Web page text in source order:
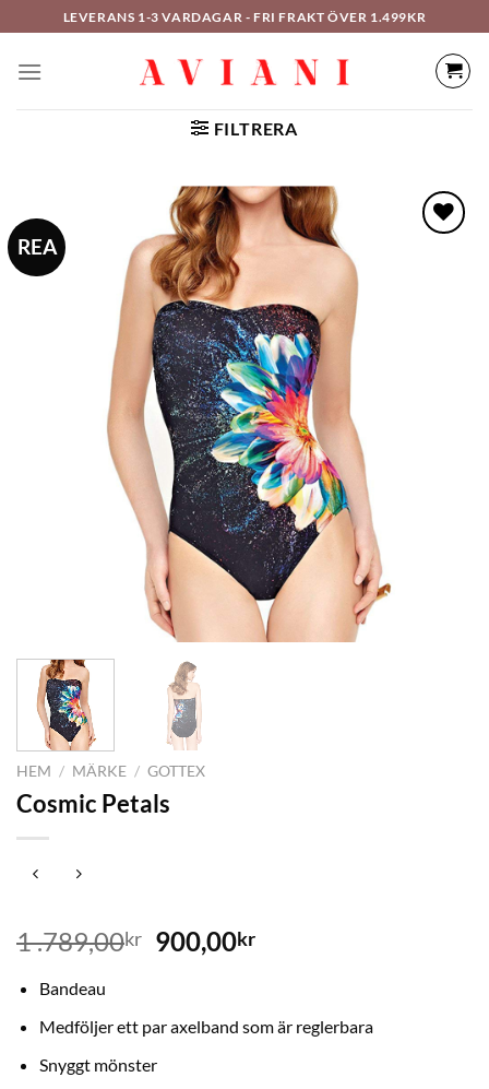
till
innehåll
LEVERANS 1-3 VARDAGAR - FRI FRAKT ÖVER 1.499KR
FILTRERA
REA
LÄGG TILL I
ÖNSKELISTAN
HEM / MÄRKE / GOTTEX
Cosmic Petals
1 .789,00kr Det
ursprungliga
var:
.789,00kr.
900,00krDet
är:
900,00kr.
Bandeau
Medföljer ett par axelband som är reglerbara
Snyggt mönster